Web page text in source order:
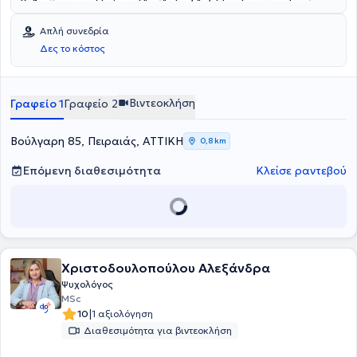
καλλιεργήσουν μια υγιή και αυθεντική έκφραση του εαυτού τους
ανεξαρτήτως ηλικίας ή προσωπικής ιστορίας.
Απλή συνεδρία
Δες το κόστος
Γραφείο 1Γραφείο 2 Βιντεοκλήση
Βούλγαρη 85, Πειραιάς, ΑΤΤΙΚΗ 0,8 km
Επόμενη διαθεσιμότητα Κλείσε ραντεβού
Χριστοδουλοπούλου Αλεξάνδρα
Ψυχολόγος
MSc
10|1 αξιολόγηση
Διαθεσιμότητα για βιντεοκλήση